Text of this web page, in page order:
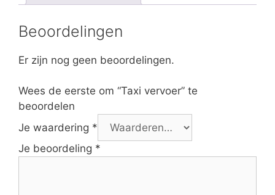
Beoordelingen
Er zijn nog geen beoordelingen.
Wees de eerste om “Taxi vervoer” te
beoordelen
Je waardering *
Je beoordeling *